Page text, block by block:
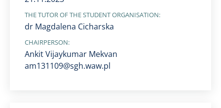
THE TUTOR OF THE STUDENT ORGANISATION:
dr Magdalena Cicharska
CHAIRPERSON:
Ankit Vijaykumar Mekvan
am131109@sgh.waw.pl